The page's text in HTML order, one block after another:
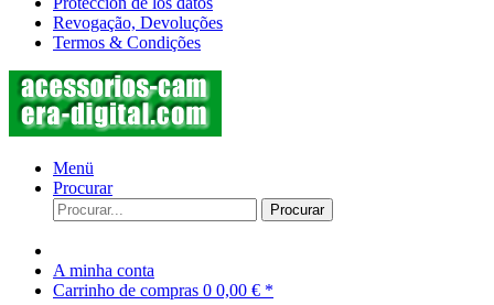
Revogação, Devoluções
Termos & Condições
Menü
Procurar
Procurar
A minha conta
Carrinho de compras 0 0,00 € *